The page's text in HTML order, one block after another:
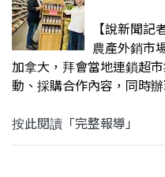
【說新聞
農產外銷市
加拿大，拜會當地連鎖超
動、採購合作內容，同時
按此閱讀「完整報導」